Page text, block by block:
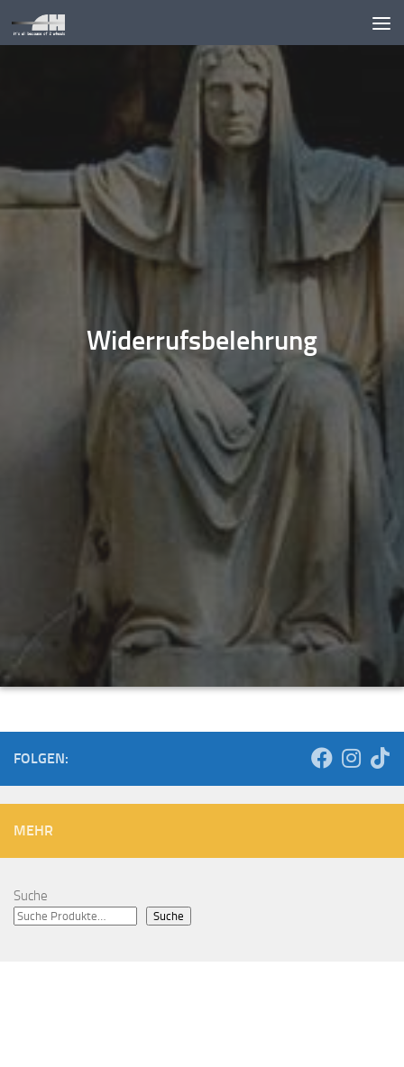
Unter dem Inhalt
Widerrufsbelehrung
FOLGEN:
MEHR
Suche
Suche